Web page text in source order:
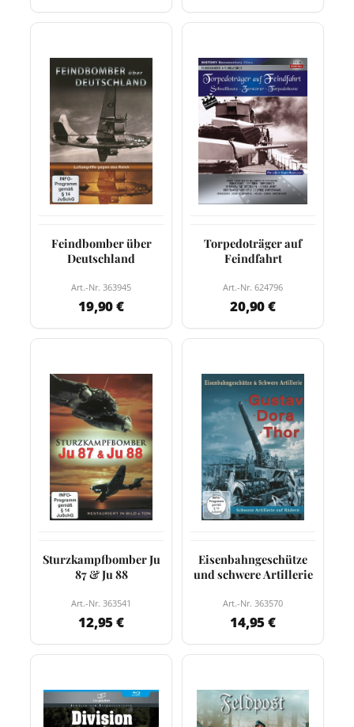
Feindbomber über
Deutschland
Art.-Nr. 363945
19,90 €
Torpedoträger auf
Feindfahrt
Art.-Nr. 624796
20,90 €
Sturzkampfbomber Ju
87 & Ju 88
Art.-Nr. 363541
12,95 €
Eisenbahngeschütze
und schwere Artillerie
Art.-Nr. 363570
14,95 €